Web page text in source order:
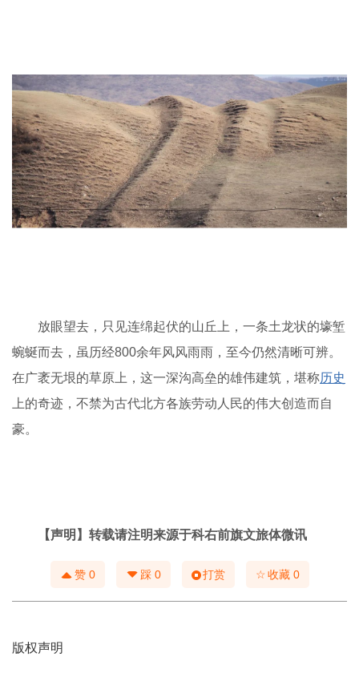
放眼望去，只见连绵起伏的山丘上，一条土龙状的壕堑
蜿蜒而去，虽历经800余年风风雨雨，至今仍然清晰可辨。
在广袤无垠的草原上，这一深沟高垒的雄伟建筑，堪称历史
上的奇迹，不禁为古代北方各族劳动人民的伟大创造而自
豪。
【声明】转载请注明来源于科右前旗文旅体微讯
赞 0 踩 0 打赏 ☆收藏 0
版权声明